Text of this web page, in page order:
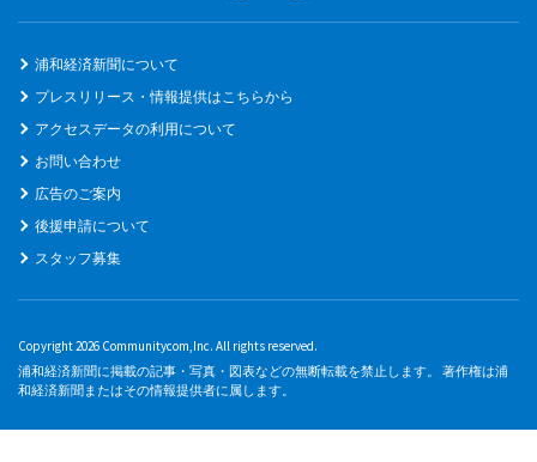
浦和経済新聞について
プレスリリース・情報提供はこちらから
アクセスデータの利用について
お問い合わせ
広告のご案内
後援申請について
スタッフ募集
Copyright 2026 Communitycom,Inc. All rights reserved.
浦和経済新聞に掲載の記事・写真・図表などの無断転載を禁止します。 著作権は浦
和経済新聞またはその情報提供者に属します。